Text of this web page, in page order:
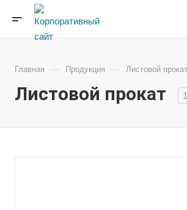
Главная — Продукция — Листовой прокат
Листовой прокат